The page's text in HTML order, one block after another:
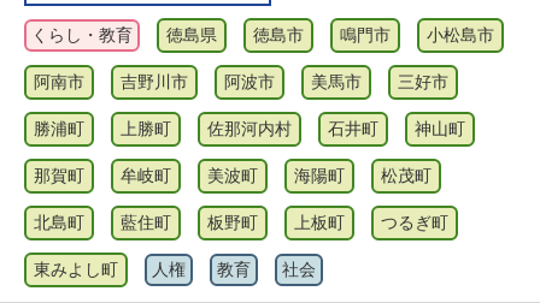
くらし・教育 徳島県 徳島市 鳴門市 小松島市
阿南市 吉野川市 阿波市 美馬市 三好市
勝浦町 上勝町 佐那河内村 石井町 神山町
那賀町 牟岐町 美波町 海陽町 松茂町
北島町 藍住町 板野町 上板町 つるぎ町
東みよし町 人権 教育 社会